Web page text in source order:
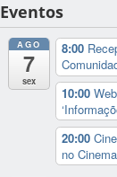
Eventos
AGO
7
sex
8:00
10:00
20:00
no